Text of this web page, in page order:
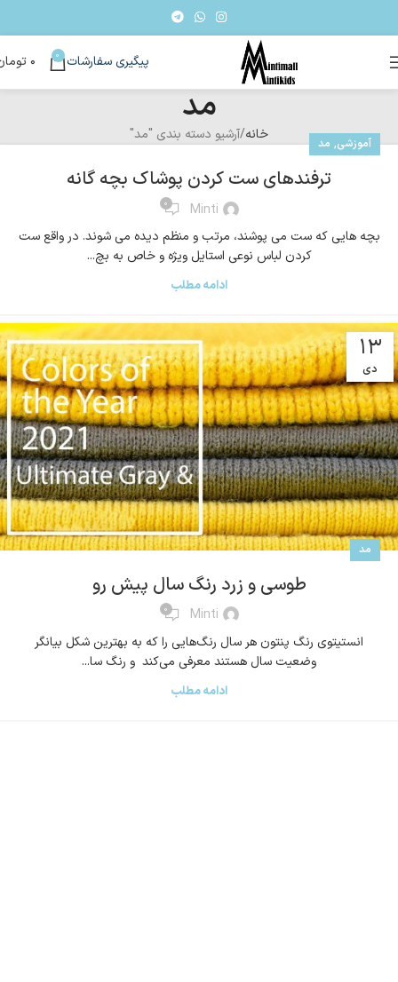
پیگیری سفارشات 0 ۰
مد
خانه آرشیو دسته بندی "مد" آموزشی, مد
ترفندهای ست کردن پوشاک بچه گانه
Minti ۰
بچه هایی که ست می پوشند، مرتب و منظم دیده می شوند. در واقع ست
کردن لباس نوعی استایل ویژه و خاص به بچ...
ادامه مطلب
۱۳
دی
مد
طوسی و زرد رنگ سال پیش رو
Minti ۰
انستیتوی رنگ پنتون هر سال رنگ‌هایی را که به بهترین شکل بیانگر
وضعیت سال هستند معرفی می‌کند و رنگ سا...
ادامه مطلب